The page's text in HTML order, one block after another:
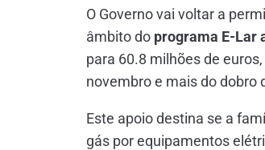
O Governo vai voltar a
âmbito do programa E-Lar
para 60.8 milhões de
novembro e mais do dobro
Este apoio destina se a
gás por equipamentos